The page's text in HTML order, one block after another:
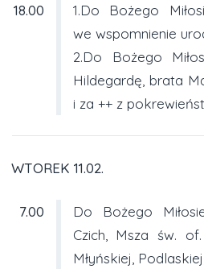
18.00
1.Do Bożego
we wspomnienie
2.Do Bożego
Hildegardę, brata
i za ++ z
WTOREK 11.02.
7.00
Do Bożego
Czich, Msza św.
Młyńskiej,